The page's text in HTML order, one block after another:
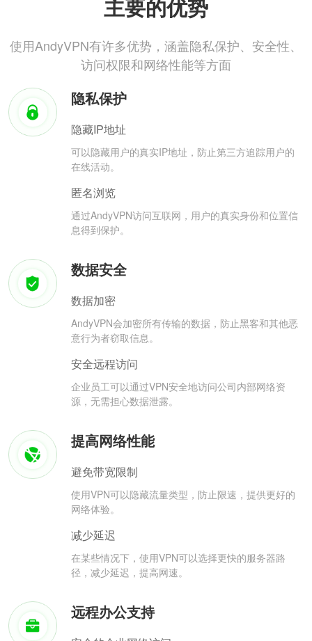
主要的优势
使用AndyVPN有许多优势，涵盖隐私保护、安全性、
访问权限和网络性能等方面
隐私保护
隐藏IP地址
可以隐藏用户的真实IP地址，防止第三方追踪用户的
在线活动。
匿名浏览
通过AndyVPN访问互联网，用户的真实身份和位置信
息得到保护。
数据安全
数据加密
AndyVPN会加密所有传输的数据，防止黑客和其他恶
意行为者窃取信息。
安全远程访问
企业员工可以通过VPN安全地访问公司内部网络资
源，无需担心数据泄露。
提高网络性能
避免带宽限制
使用VPN可以隐藏流量类型，防止限速，提供更好的
网络体验。
减少延迟
在某些情况下，使用VPN可以选择更快的服务器路
径，减少延迟，提高网速。
远程办公支持